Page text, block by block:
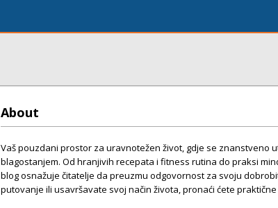
About
Vaš pouzdani prostor za uravnotežen život, gdje se znanstveno
blagostanjem. Od hranjivih recepata i fitness rutina do praksi
blog osnažuje čitatelje da preuzmu odgovornost za svoju
putovanje ili usavršavate svoj način života, pronaći ćete